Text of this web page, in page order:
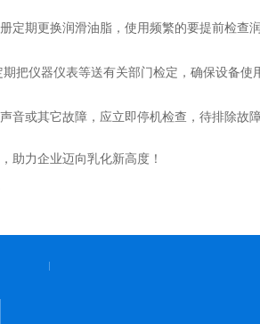
期更换润滑油脂，使用频繁的要提前检查润
仪器仪表等送有关部门检定，确保设备使
或其它故障，应立即停机检查，待排除故障
助力企业迈向乳化新高度！